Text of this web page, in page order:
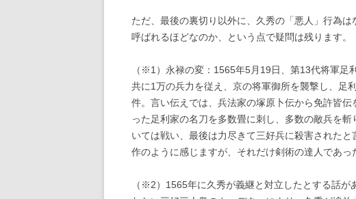
ただ、最後の裏切り以外に、久秀の「悪人」行為
呼ばれるほどなのか、という点で疑問は残ります。
（※1）永禄の変：1565年5月19日、第13代将軍足
共に1万の兵力を従え、京の将軍御所を襲撃し、足
件。言い伝えでは、兵法家の塚原卜伝から免許皆
った足利家の名刀を多数畳に刺し、多数の敵兵を
いては戦い、最後は力尽きて三好兵に殺害された
作のように感じますが、それだけ剣術の達人であっ
（※2）1565年に久秀が義継と対立したとする話